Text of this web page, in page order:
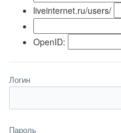
liveinternet.ru/users/
OpenID:
Логин
Пароль